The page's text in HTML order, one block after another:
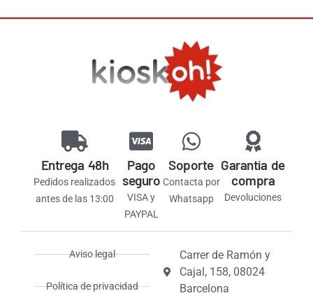
Entrega 48h
Pedidos realizados
antes de las 13:00
Pago
seguro
VISA y
PAYPAL
Soporte
Contacta por
Whatsapp
Garantía de
compra
Devoluciones
Aviso legal
Política de privacidad
Carrer de Ramón y
Cajal, 158, 08024
Barcelona